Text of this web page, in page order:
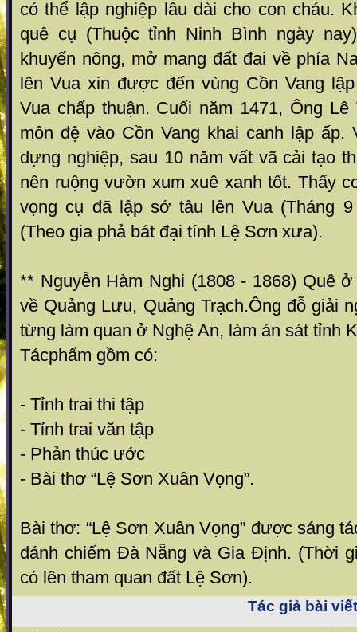
có thể lập nghiệp lâu dài cho con cháu.
quê cụ (Thuộc tỉnh Ninh Bình ngày
khuyến nông, mở mang đất đai về phía
lên Vua xin được đến vùng Cồn Vang
Vua chấp thuận. Cuối năm 1471, Ông
môn đệ vào Cồn Vang khai canh lập ấp.
dựng nghiệp, sau 10 năm vất vã cải tạo
nên ruộng vườn xum xuê xanh tốt. Thấy
vọng cụ đã lập sớ tâu lên Vua (Tháng
(Theo gia phả bát đại tính Lệ Sơn xưa).
** Nguyễn Hàm Nghi (1808 - 1868) Quê
về Quảng Lưu, Quảng Trạch.Ông đỗ giải
từng làm quan ở Nghệ An, làm án sát tỉnh
Tácphẩm gồm có:
- Tỉnh trai thi tập
- Tỉnh trai văn tập
- Phản thúc ước
- Bài thơ “Lệ Sơn Xuân Vọng”.
Bài thơ: “Lệ Sơn Xuân Vọng” được sáng
đánh chiếm Đà Nẵng và Gia Định. (Thời
có lên tham quan đất Lệ Sơn).
Tác giả bài